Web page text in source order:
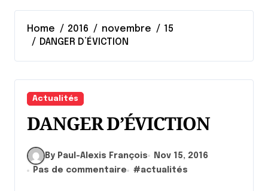
Home 2016 novembre
15
DANGER D’ÉVICTION
Actualités
DANGER D’ÉVICTION
By Paul-Alexis François
Nov 15, 2016
Pas de commentaire
#actualités